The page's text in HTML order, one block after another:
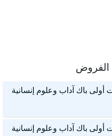
الفروض
– الرياضيات أولى باك آداب وعلوم إنسانية
– الرياضيات أولى باك آداب وعلوم إنسانية